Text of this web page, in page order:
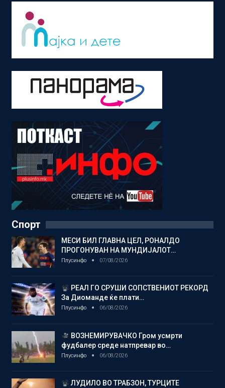
Спорт
МЕСИ БИЛ ГЛАВНА ЦЕЛ, РОНАЛДО
ПРОГОНУВАН НА МУНДИЈАЛОТ…
Плусинфо 07/08/2026
РЕАЛ ГО СРУШИ СОПСТВЕНИОТ РЕКОРД
За Диоманде ќе плати…
Плусинфо 06/08/2026
ВОЗНЕМИРУВАЧКО Гром усмрти
фудбалер среде натпревар во…
Плусинфо 06/08/2026
ЛУДИЛО ВО ТРАБЗОН, ТУРЦИТЕ